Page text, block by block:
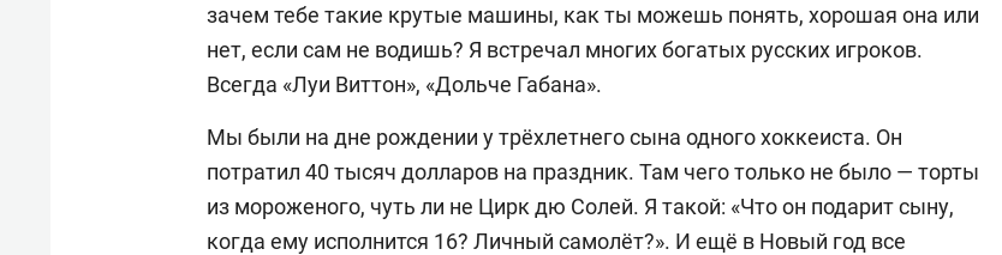
зачем тебе такие крутые машины, как ты можешь понять, хорошая она или
нет, если сам не водишь? Я встречал многих богатых русских игроков.
Всегда «Луи Виттон», «Дольче Габана».
Мы были на дне рождении у трёхлетнего сына одного хоккеиста. Он
потратил 40 тысяч долларов на праздник. Там чего только не было — торты
из мороженого, чуть ли не Цирк дю Солей. Я такой: «Что он подарит сыну,
когда ему исполнится 16? Личный самолёт?». И ещё в Новый год все